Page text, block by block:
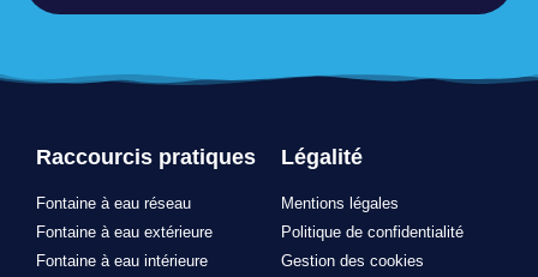
Raccourcis pratiques
Fontaine à eau réseau
Fontaine à eau extérieure
Fontaine à eau intérieure
Légalité
Mentions légales
Politique de confidentialité
Gestion des cookies